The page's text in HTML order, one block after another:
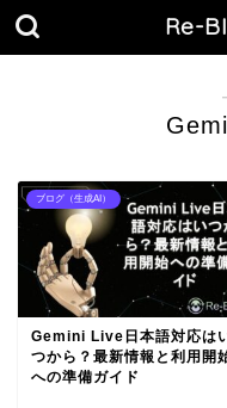
Re-
ブログ（生成AI）
Gemini Live日本語対応は
つから？最新情報と利用開
への準備ガイド